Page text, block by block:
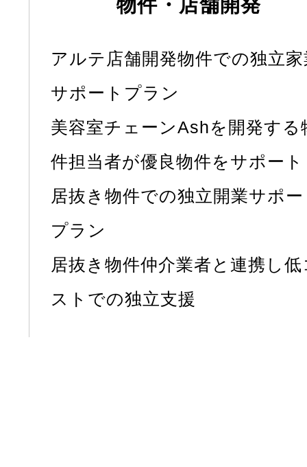
物件・店舗開発
アルテ店舗開発物件での独立
サポートプラン
美容室チェーンAshを開発する
件担当者が優良物件をサポート
居抜き物件での独立開業サポ
プラン
居抜き物件仲介業者と連携し低
ストでの独立支援